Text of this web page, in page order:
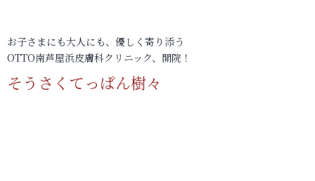
お子さまにも大人にも、優しく寄り添う
OTTO南芦屋浜皮膚科クリニック、開院！
そうさくてっぱん樹々